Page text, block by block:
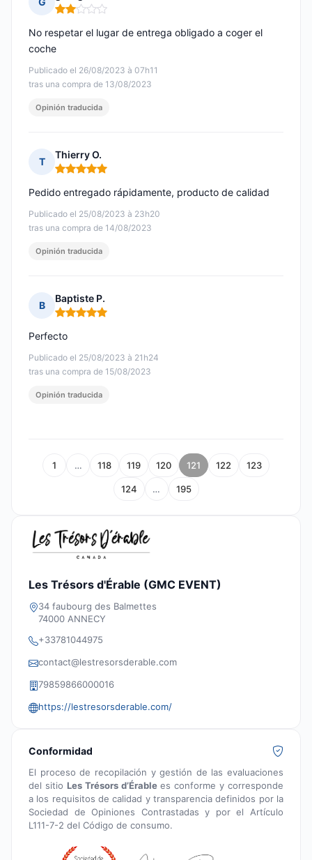
Nota: 2 de 5
Publicado el 26/08/2023 à 07h11
tras una compra de 13/08/2023
No respetar el lugar de entrega obligado a coger el
coche
Opinión traducida
T
Thierry O.
Nota: 5 de 5
Publicado el 25/08/2023 à 23h20
tras una compra de 14/08/2023
Pedido entregado rápidamente, producto de calidad
Opinión traducida
B
Baptiste P.
Nota: 5 de 5
Publicado el 25/08/2023 à 21h24
tras una compra de 15/08/2023
Perfecto
Opinión traducida
1 … 118 119 120 121 122 123
124 … 195
Les Trésors d'Érable (GMC EVENT)
34 faubourg des Balmettes
74000 ANNECY
+33781044975
contact@lestresorsderable.com
79859866000016
https://lestresorsderable.com/
Conformidad
El proceso de recopilación y gestión de las evaluaciones
del sitio Les Trésors d’Érablees conforme y corresponde
a los requisitos de calidad y transparencia definidos por la
Sociedad de Opiniones Contrastadas y por el Artículo
L111-7-2 del Código de consumo.